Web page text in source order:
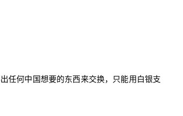
任何中国想要的东西来交换，只能用白银支